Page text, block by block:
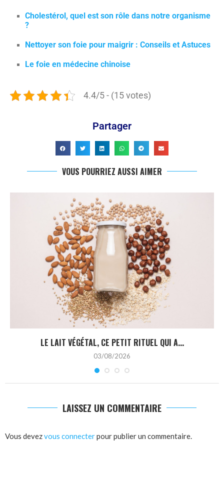
Cholestérol, quel est son rôle dans notre organisme
?
Nettoyer son foie pour maigrir : Conseils et Astuces
Le foie en médecine chinoise
4.4/5 - (15 votes)
Partager
VOUS POURRIEZ AUSSI AIMER
LE LAIT VÉGÉTAL, CE PETIT RITUEL QUI A...
03/08/2026
LAISSEZ UN COMMENTAIRE
Vous devezvous connecterpour publier un commentaire.